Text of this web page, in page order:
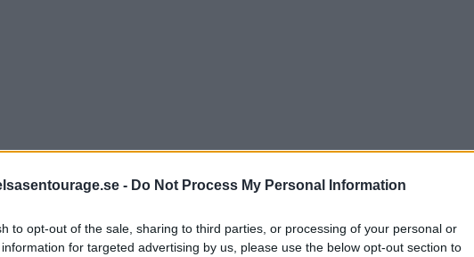
- Do Not Process My Personal Information
to opt-out of the sale, sharing to third parties, or processing of your personal or
for targeted advertising by us, please use the below opt-out section to